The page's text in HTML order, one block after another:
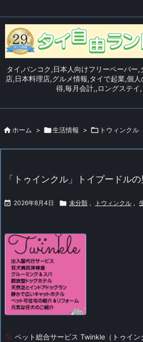
タイ,バンコク,日本人向けフリーペーパー
店,日本料理店,グルメ情報,タイで起業,個
得,毎月会計,,ロングステイ
 ホーム > 生活情報 >  トウィンクル
「トゥインクル」トイプードル
 2026年8月4日  未分類 , トウィンクル ,
ペット総合サービス Twinkle（トゥイン